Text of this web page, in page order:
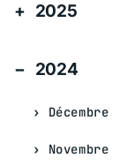
2025
2024
Décembre
Novembre